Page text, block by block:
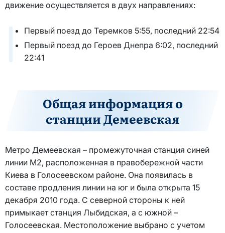
движение осуществляется в двух направлениях:
Первый поезд до Теремков 5:55, последний 22:54
Первый поезд до Героев Днепра 6:02, последний
22:41
Общая информация о
станции Демеевская
Метро Демеевская – промежуточная станция синей
линии М2, расположенная в правобережной части
Киева в Голосеевском районе. Она появилась в
составе продления линии на юг и была открыта 15
декабря 2010 года. С северной стороны к ней
примыкает станция Лыбидская, а с южной –
Голосеевская. Местоположение выбрано с учетом